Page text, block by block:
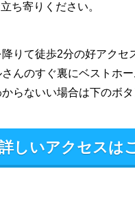
ち寄りください。
りて徒歩2分の好アクセ
んのすぐ裏にベストホー
からないい場合は下のボ
しいアクセスは